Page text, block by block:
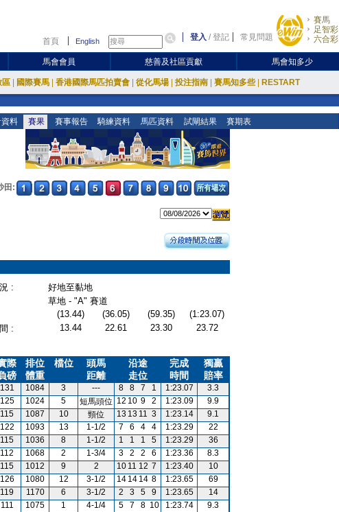
首頁 English 登入 /登記 常見問題
賽馬
足智彩
六合彩
馬會會員 慈善及社區貢獻 馬會知多少
區 國際賽馬 香港國際馬匹拍賣會 從化馬場 投注指南 賽馬知多些 RESTART
料 賽果 賽事報告 騎練資料 馬匹資料 試閘結果 賽期表
田:
:
好地至黏地
草地 - "A" 賽道
(13.44) (36.05) (59.35)
(1:23.07)
:
13.44 22.61 23.30
23.72
際
磅
排位
體重
檔位
頭馬
距離
沿途
走位
完成
時間
獨贏
賠率
131 1084 3 --- 8 8 7 1 1:23.07
3.3
125 1024 5 短馬頭位 12 10 9 2 1:23.09
9.9
115 1087 10 頸位 13 13 11 3 1:23.14
9.1
122 1093 13 1-1/2 7 6 4 4 1:23.29
22
115 1036 8 1-1/2 1 1 1 5 1:23.29
36
112 1068 2 1-3/4 3 2 2 6 1:23.36
8.3
115 1012 9 2 10 11 12 7 1:23.40
10
126 1080 12 3-1/2 14 14 14 8 1:23.65
69
119 1170 6 3-1/2 2 3 5 9 1:23.65
14
111 1075 1 4-1/4 5 7 8 10 1:23.74
9.3